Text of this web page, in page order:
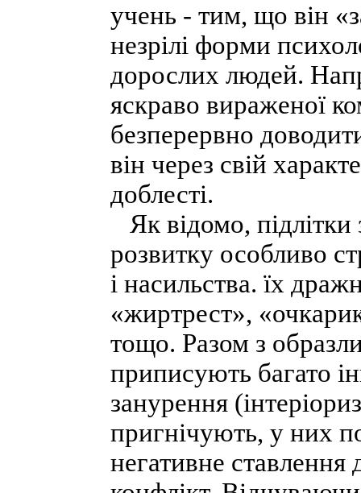
учень - тим, що він
незрілі форми
дорослих людей.
яскраво вираженої
безперервно
він через свій
доблесті.
Як відомо,
розвитку особливо
і насильства. їх
«жиртрест»,
тощо. Разом з
приписують багато
занурення
пригнічують, у них
негативне ставлення